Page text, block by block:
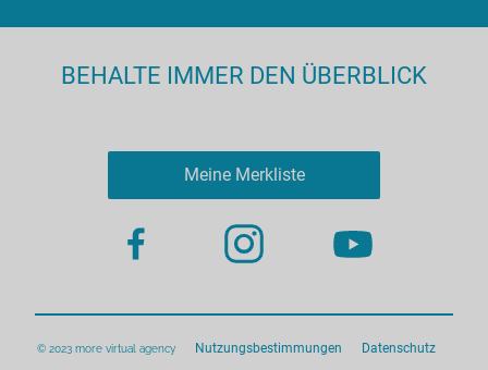
BEHALTE IMMER DEN ÜBERBLICK
Meine Merkliste
© 2023 more virtual agency Nutzungsbestimmungen Datenschutz